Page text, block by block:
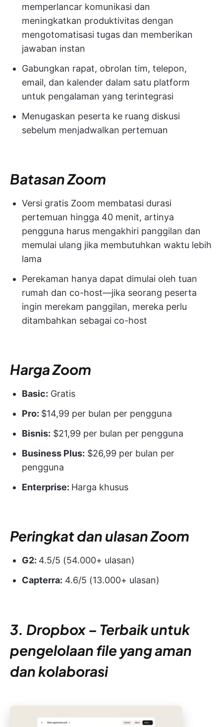
memperlancar komunikasi dan
meningkatkan produktivitas dengan
mengotomatisasi tugas dan memberikan
jawaban instan
Gabungkan rapat, obrolan tim, telepon,
email, dan kalender dalam satu platform
untuk pengalaman yang terintegrasi
Menugaskan peserta ke ruang diskusi
sebelum menjadwalkan pertemuan
Batasan Zoom
Versi gratis Zoom membatasi durasi
pertemuan hingga 40 menit, artinya
pengguna harus mengakhiri panggilan dan
memulai ulang jika membutuhkan waktu lebih
lama
Perekaman hanya dapat dimulai oleh tuan
rumah dan co-host—jika seorang peserta
ingin merekam panggilan, mereka perlu
ditambahkan sebagai co-host
Harga Zoom
Basic: Gratis
Pro: $14,99 per bulan per pengguna
Bisnis: $21,99 per bulan per pengguna
Business Plus: $26,99 per bulan per
pengguna
Enterprise: Harga khusus
Peringkat dan ulasan Zoom
G2: 4.5/5 (54.000+ ulasan)
Capterra: 4.6/5 (13.000+ ulasan)
3. Dropbox – Terbaik untuk
pengelolaan file yang aman
dan kolaborasi